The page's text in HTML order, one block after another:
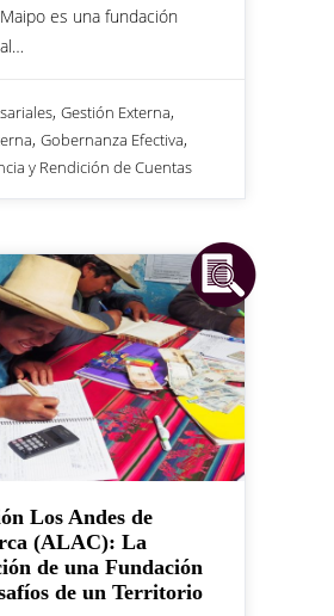
es una fundación
, Gestión Externa,
, Gobernanza Efectiva,
y Rendición de Cuentas
Los Andes de
(ALAC): La
de una Fundación
de un Territorio